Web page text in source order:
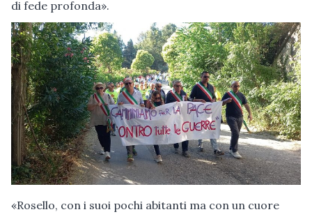
di fede profonda».
«Rosello, con i suoi pochi abitanti ma con un cuore